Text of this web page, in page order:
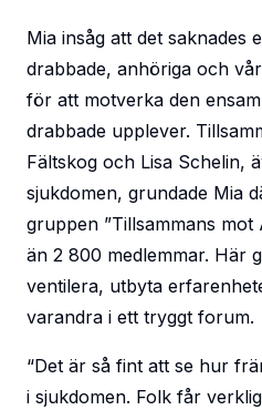
Mia insåg att det saknades
drabbade, anhöriga och
för att motverka den
drabbade upplever.
Fältskog och Lisa Schelin,
sjukdomen, grundade Mia
gruppen ”Tillsammans mot
än 2 800 medlemmar. Här
ventilera, utbyta
varandra i ett tryggt forum.
“Det är så fint att se hur
i sjukdomen. Folk får